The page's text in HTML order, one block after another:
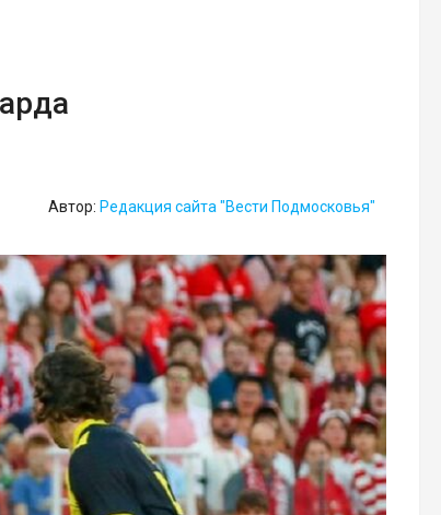
Автор: Редакция сайта "Вести Подмосковья"